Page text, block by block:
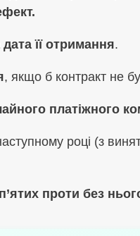
її отримання.
, якщо б контракт не
платіжного
році (з
проти без